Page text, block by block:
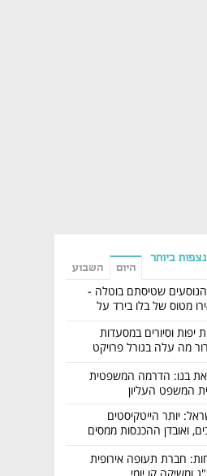
ביותר
היום השבוע
שטיסתם בוטלה -
מטוס של בלו בירד על
יפות וסיורים במסעדות
מה עלה בגורל פרויקט
בנו: הדרמה המשפטית
המשפט העליון
יותר הייטקיסטים
ואובדן ההכנסות ממסים
חברת תעופה אירופית